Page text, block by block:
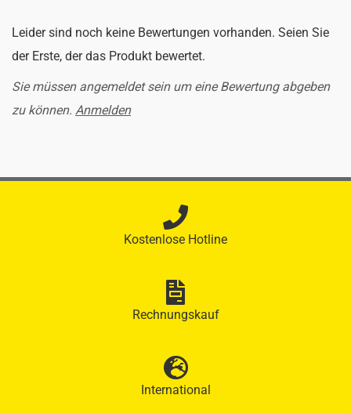
Leider sind noch keine Bewertungen vorhanden. Seien Sie
der Erste, der das Produkt bewertet.
Sie müssen angemeldet sein um eine Bewertung abgeben
zu können. Anmelden
Kostenlose Hotline
Rechnungskauf
International